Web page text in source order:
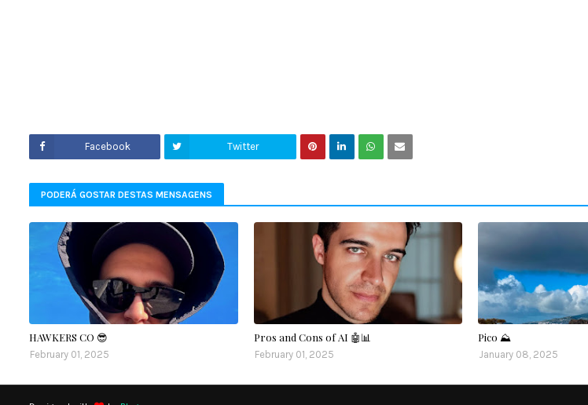
Facebook Twitter
PODERÁ GOSTAR DESTAS MENSAGENS
HAWKERS CO 😎
February 01, 2025
Pros and Cons of AI 🤖📊
February 01, 2025
Pico ⛰️
January 08, 2025